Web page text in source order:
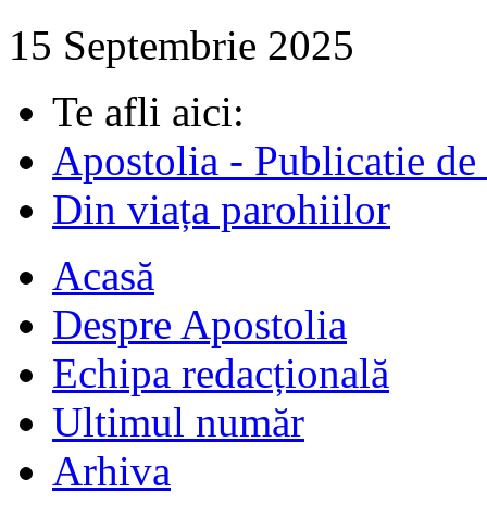
15 Septembrie 2025
Te afli aici:
Apostolia - Publicatie
Din viața parohiilor
Acasă
Despre Apostolia
Echipa redacțională
Ultimul număr
Arhiva